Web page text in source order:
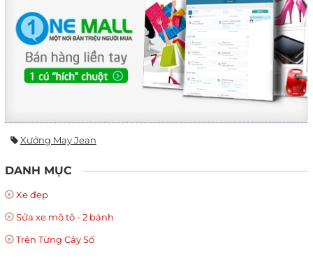
Xưởng May Jean
DANH MỤC
Xe đẹp
Sửa xe mô tô - 2 bánh
Trên Từng Cây Số